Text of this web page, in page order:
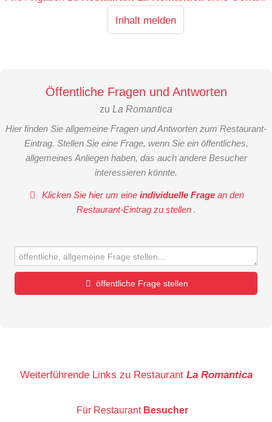
Inhalt melden
Öffentliche Fragen und Antworten
zu La Romantica
Hier finden Sie allgemeine Fragen und Antworten zum Restaurant-
Eintrag. Stellen Sie eine Frage, wenn Sie ein öffentliches,
allgemeines Anliegen haben, das auch andere Besucher
interessieren könnte.
Klicken Sie hier um eineindividuelle Frage an den
Restaurant-Eintrag zu stellen .
öffentliche Frage stellen
E-Mail-Adresse (wird nicht veröffentlicht)
Weiterführende Links zu Restaurant La Romantica
Für Restaurant Besucher